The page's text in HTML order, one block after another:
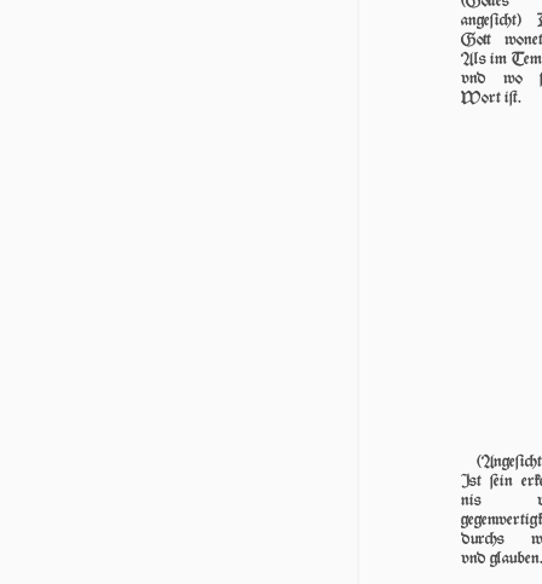
angeſicht)
Gott
Als im
vnd wo
Wort iſt.
Ist ſein
nis
durchs
vnd glauben.